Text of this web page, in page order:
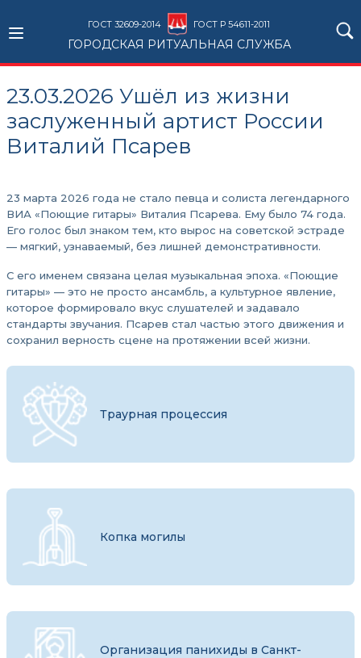
ГОСТ 32609-2014 ГОСТ Р 54611-2011
ГОРОДСКАЯ РИТУАЛЬНАЯ СЛУЖБА
23.03.2026 Ушёл из жизни
заслуженный артист России
Виталий Псарев
23 марта 2026 года не стало певца и солиста легендарного
ВИА «Поющие гитары» Виталия Псарева. Ему было 74 года.
Его голос был знаком тем, кто вырос на советской эстраде
— мягкий, узнаваемый, без лишней демонстративности.
С его именем связана целая музыкальная эпоха. «Поющие
гитары» — это не просто ансамбль, а культурное явление,
которое формировало вкус слушателей и задавало
стандарты звучания. Псарев стал частью этого движения и
сохранил верность сцене на протяжении всей жизни.
Траурная процессия
Копка могилы
Организация панихиды в Санкт-